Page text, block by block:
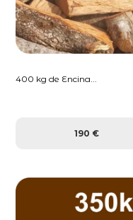
400 kg de Encina...
190 €